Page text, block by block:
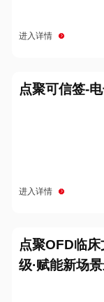
进入详情
点聚可信签-
进入详情
点聚OFD临
级·赋能新场